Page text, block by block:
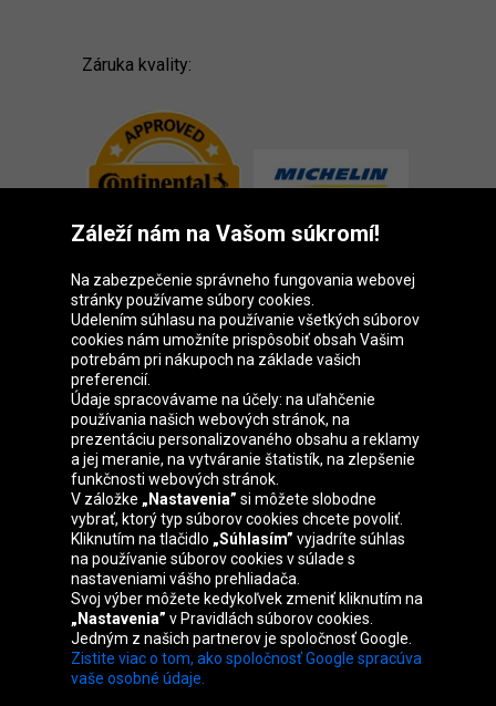
Záruka kvality:
Skupina Oponeo
Belgique
Česká
republika
Deutschland Éire
España France Italia Magyarország
Nederland Österreich Polska
United
Kingdom
Záleží nám na Vašom súkromí!
Na zabezpečenie správneho fungovania webovej
stránky používame súbory cookies.
Udelením súhlasu na používanie všetkých súborov
cookies nám umožníte prispôsobiť obsah Vašim
potrebám pri nákupoch na základe vašich
preferencií.
Údaje spracovávame na účely: na uľahčenie
používania našich webových stránok, na
prezentáciu personalizovaného obsahu a reklamy
a jej meranie, na vytváranie štatistík, na zlepšenie
funkčnosti webových stránok.
V záložke „Nastavenia” si môžete slobodne
vybrať, ktorý typ súborov cookies chcete povoliť.
Kliknutím na tlačidlo „Súhlasím” vyjadríte súhlas
na používanie súborov cookies v súlade s
nastaveniami vášho prehliadača.
Svoj výber môžete kedykoľvek zmeniť kliknutím na
„Nastavenia” v Pravidlách súborov cookies.
Jedným z našich partnerov je spoločnosť Google.
Zistite viac o tom, ako spoločnosť Google spracúva
vaše osobné údaje.